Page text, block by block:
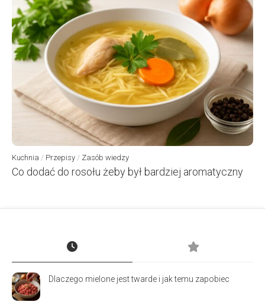
Kuchnia / Przepisy / Zasób wiedzy
Co dodać do rosołu żeby był bardziej aromatyczny
Dlaczego mielone jest twarde i jak temu zapobiec